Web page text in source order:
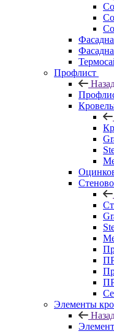
Профлист
Элементы